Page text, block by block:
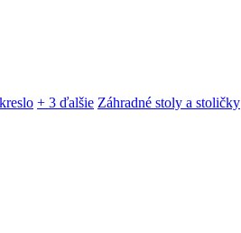
+ 3 ďalšie Záhradné stoly a stoličky